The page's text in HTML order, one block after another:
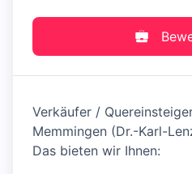
Verkäufer /
Memmingen (Dr.-Karl-
Das bieten wir Ihnen: